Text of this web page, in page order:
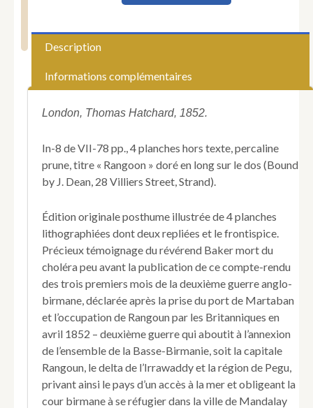
recent
operations
the
at
Rangoon
and
Description
Informations complémentaires
London, Thomas Hatchard, 1852.
In-8 de VII-78 pp., 4 planches hors texte, percaline
prune, titre « Rangoon » doré en long sur le dos (Bound
by J. Dean, 28 Villiers Street, Strand).
Édition originale posthume illustrée de 4 planches
lithographiées dont deux repliées et le frontispice.
Précieux témoignage du révérend Baker mort du
choléra peu avant la publication de ce compte-rendu
des trois premiers mois de la deuxième guerre anglo-
birmane, déclarée après la prise du port de Martaban
et l’occupation de Rangoun par les Britanniques en
avril 1852 – deuxième guerre qui aboutit à l’annexion
de l’ensemble de la Basse-Birmanie, soit la capitale
Rangoun, le delta de l’Irrawaddy et la région de Pegu,
privant ainsi le pays d’un accès à la mer et obligeant la
cour birmane à se réfugier dans la ville de Mandalay